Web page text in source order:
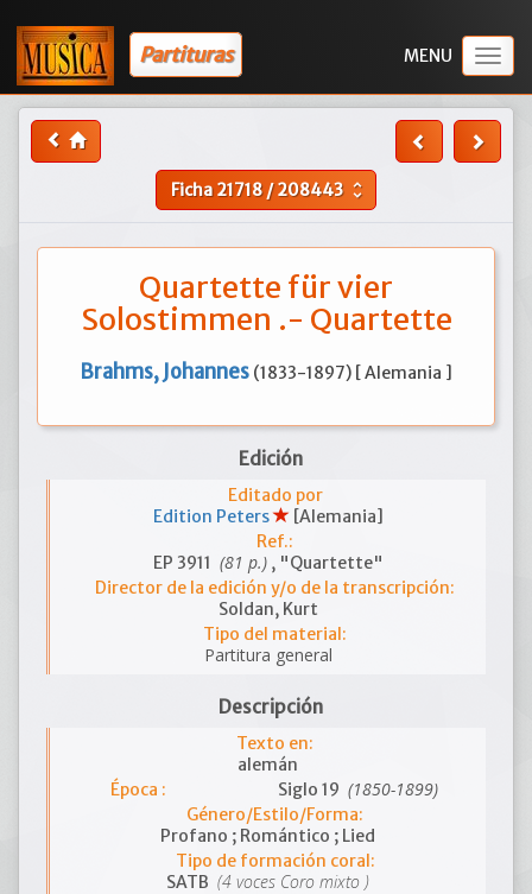
Partituras
Ficha21718/208443 unfold_more
Quartette für vier
Solostimmen .- Quartette
Brahms, Johannes (1833-1897) [ Alemania ]
Edición
Editado por
Edition Peters
[Alemania]
Ref.:
EP 3911 (81 p.), "Quartette"
Director de la edición y/o de la transcripción:
Soldan, Kurt
Tipo del material:
Partitura general
Descripción
Texto en:
alemán
Época :
Siglo 19 (1850-1899)
Género/Estilo/Forma:
Profano ; Romántico ; Lied
Tipo de formación coral:
SATB (4 voces Coro mixto )